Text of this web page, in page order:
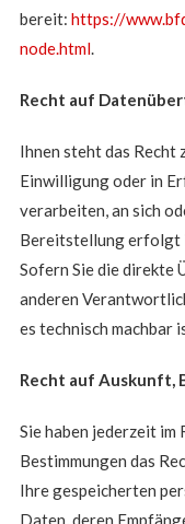
bereit: https://
node.html.
Recht auf
Ihnen steht das Recht
Einwilligung oder in
verarbeiten, an sich
Bereitstellung erfolgt
Sofern Sie die direkte
anderen
es technisch machbar
Recht auf Auskunft,
Sie haben jederzeit im
Bestimmungen das
Ihre gespeicherten
Daten, deren